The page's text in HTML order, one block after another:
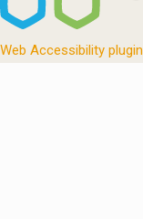
Web Accessibility plugin